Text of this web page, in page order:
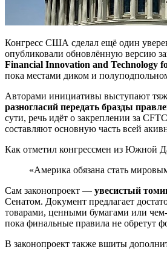
Конгресс США сделал ещё один
опубликовали обновлённую версию
Financial Innovation and Technology
пока местами диком и
Авторами инициативы выступают
разногласий передать бразды
сути, речь идёт о закреплении за
составляют основную часть всей
Как отметил конгрессмен из Южной
«Америка обязана стать
Сам законопроект — увесистый
Сенатом. Документ предлагает
товарами, ценными бумагами или
пока финальные правила не обретут
В законопроект также вшиты